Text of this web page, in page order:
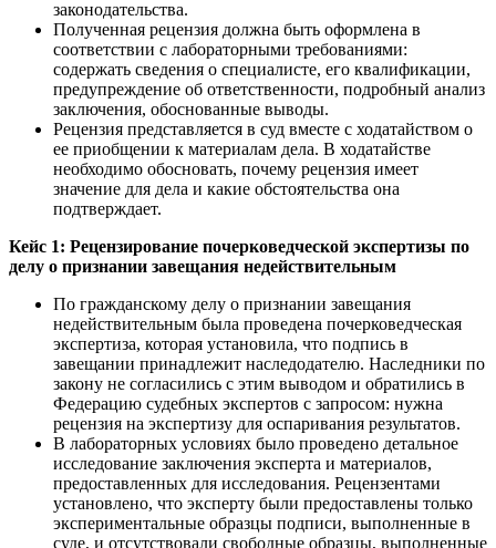
законодательства.
Полученная рецензия должна быть оформлена в
соответствии с лабораторными требованиями:
содержать сведения о специалисте, его квалификации,
предупреждение об ответственности, подробный анализ
заключения, обоснованные выводы.
Рецензия представляется в суд вместе с ходатайством о
ее приобщении к материалам дела. В ходатайстве
необходимо обосновать, почему рецензия имеет
значение для дела и какие обстоятельства она
подтверждает.
Кейс 1: Рецензирование почерковедческой экспертизы по
делу о признании завещания недействительным
По гражданскому делу о признании завещания
недействительным была проведена почерковедческая
экспертиза, которая установила, что подпись в
завещании принадлежит наследодателю. Наследники по
закону не согласились с этим выводом и обратились в
Федерацию судебных экспертов с запросом: нужна
рецензия на экспертизу для оспаривания результатов.
В лабораторных условиях было проведено детальное
исследование заключения эксперта и материалов,
предоставленных для исследования. Рецензентами
установлено, что эксперту были предоставлены только
экспериментальные образцы подписи, выполненные в
суде, и отсутствовали свободные образцы, выполненные